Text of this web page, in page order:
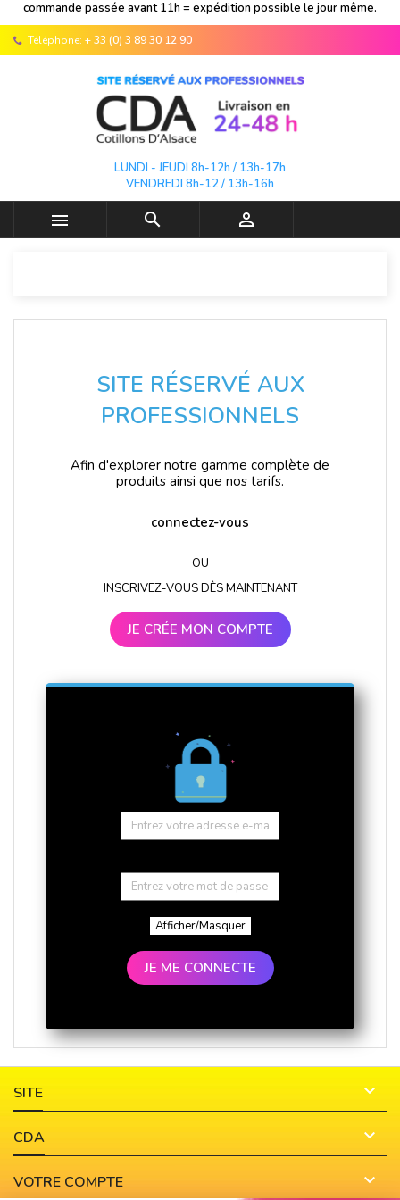
commande passée avant 11h = expédition possible le jour même.
Téléphone: + 33 (0) 3 89 30 12 90
LUNDI - JEUDI 8h-12h / 13h-17h
VENDREDI 8h-12 / 13h-16h
  
SITE RÉSERVÉ AUX
PROFESSIONNELS
Afin d'explorer notre gamme complète de
produits ainsi que nos tarifs.
connectez-vous
OU
INSCRIVEZ-VOUS DÈS MAINTENANT
JE CRÉE MON COMPTE
Afficher/Masquer
JE ME CONNECTE
SITE 
CDA 
VOTRE COMPTE 